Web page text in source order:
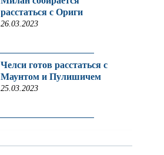
расстаться с Ориги
26.03.2023
Челси готов расстаться с
Маунтом и Пулишичем
25.03.2023